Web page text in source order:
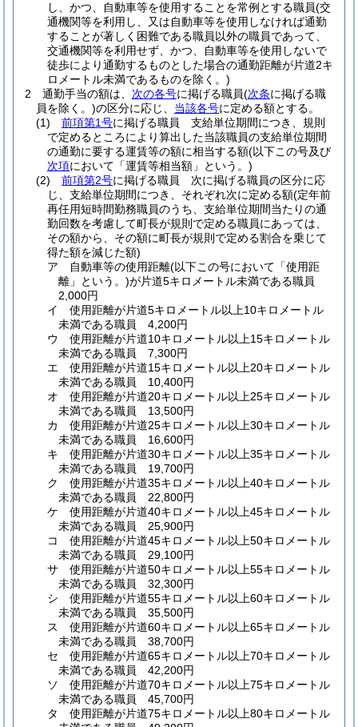
し、かつ、自動車等を使用することを常例とする職員(交
通機関等を利用し、又は自動車等を使用しなければ通勤
することが著しく困難である職員以外の職員であって、
交通機関等を利用せず、かつ、自動車等を使用しないで
徒歩により通勤するものとした場合の通勤距離が片道2キ
ロメートル未満であるものを除く。)
2
通勤手当の額は、 次の各号に掲げる職員(次条に掲げる職
員を除く。)の区分に応じ、 当該各号に定める額とする。
(1)
前項第1号に掲げる職員 支給単位期間につき、規則
で定めるところにより算出した当該職員の支給単位期間
の通勤に要する運賃等の額に相当する額(以下この号及び
次項において「運賃等相当額」という。)
(2)
前項第2号に掲げる職員 次に掲げる職員の区分に応
じ、支給単位期間につき、それぞれ次に定める額(定年前
再任用短時間勤務職員のうち、支給単位期間当たりの通
勤回数を考慮して町長が規則で定める職員にあっては、
その額から、その額に町長が規則で定める割合を乗じて
得た額を減じた額)
ア
自動車等の使用距離(以下この号において「使用距
離」という。)が片道5キロメートル未満である職員
2,000円
イ
使用距離が片道5キロメートル以上10キロメートル
未満である職員 4,200円
ウ
使用距離が片道10キロメートル以上15キロメートル
未満である職員 7,300円
エ
使用距離が片道15キロメートル以上20キロメートル
未満である職員 10,400円
オ
使用距離が片道20キロメートル以上25キロメートル
未満である職員 13,500円
カ
使用距離が片道25キロメートル以上30キロメートル
未満である職員 16,600円
キ
使用距離が片道30キロメートル以上35キロメートル
未満である職員 19,700円
ク
使用距離が片道35キロメートル以上40キロメートル
未満である職員 22,800円
ケ
使用距離が片道40キロメートル以上45キロメートル
未満である職員 25,900円
コ
使用距離が片道45キロメートル以上50キロメートル
未満である職員 29,100円
サ
使用距離が片道50キロメートル以上55キロメートル
未満である職員 32,300円
シ
使用距離が片道55キロメートル以上60キロメートル
未満である職員 35,500円
ス
使用距離が片道60キロメートル以上65キロメートル
未満である職員 38,700円
セ
使用距離が片道65キロメートル以上70キロメートル
未満である職員 42,200円
ソ
使用距離が片道70キロメートル以上75キロメートル
未満である職員 45,700円
タ
使用距離が片道75キロメートル以上80キロメートル